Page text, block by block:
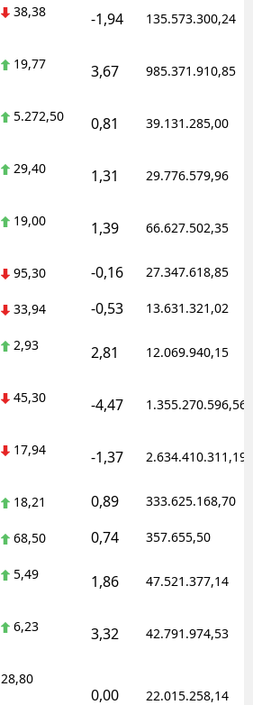
38,38 -1,94 135.573.300,24
19,77 3,67 985.371.910,85
5.272,50 0,81 39.131.285,00
29,40 1,31 29.776.579,96
19,00 1,39 66.627.502,35
95,30 -0,16 27.347.618,85
33,94 -0,53 13.631.321,02
2,93 2,81 12.069.940,15
45,30 -4,47 1.355.270.596,56
17,94 -1,37 2.634.410.311,19
18,21 0,89 333.625.168,70
68,50 0,74 357.655,50
5,49 1,86 47.521.377,14
6,23 3,32 42.791.974,53
28,80
0,00 22.015.258,14